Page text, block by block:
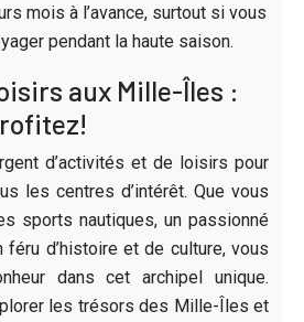
mois à l’avance, surtout si vous
pendant la haute saison.
aux Mille-Îles :
d’activités et de loisirs pour
les centres d’intérêt. Que vous
sports nautiques, un passionné
féru d’histoire et de culture, vous
dans cet archipel unique.
les trésors des Mille-Îles et